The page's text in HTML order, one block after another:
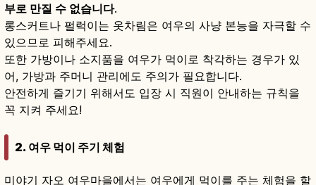
부로 만질 수 없습니다.
롱스커트나 펄럭이는 옷차림은 여우의 사냥 본능을 자극할 수
있으므로 피해주세요.
또한 가방이나 소지품을 여우가 먹이로 착각하는 경우가 있
어, 가방과 주머니 관리에도 주의가 필요합니다.
안전하게 즐기기 위해서도 입장 시 직원이 안내하는 규칙을
꼭 지켜 주세요!
2. 여우 먹이 주기 체험
미야기 자오 여우마을에서는 여우에게 먹이를 주는 체험을 할